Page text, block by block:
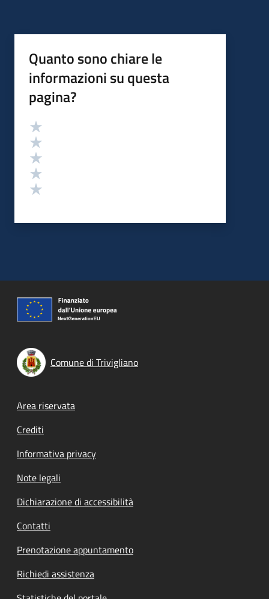
Quanto sono chiare le
informazioni su questa
pagina?
Valutazione
Comune di Trivigliano
Footer menu
Area riservata
Crediti
Informativa privacy
Note legali
Dichiarazione di accessibilità
Contatti
Prenotazione appuntamento
Richiedi assistenza